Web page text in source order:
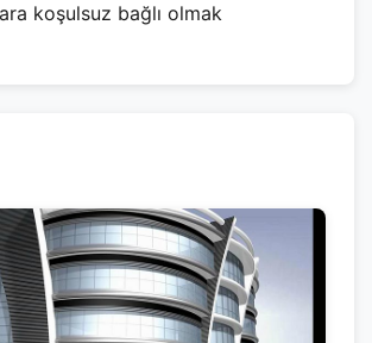
koşulsuz bağlı olmak